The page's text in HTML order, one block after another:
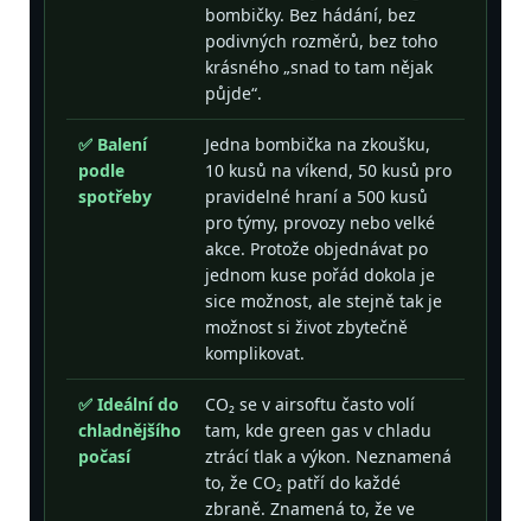
bombičky. Bez hádání, bez
podivných rozměrů, bez toho
krásného „snad to tam nějak
půjde“.
✅ Balení
podle
spotřeby
Jedna bombička na zkoušku,
10 kusů na víkend, 50 kusů pro
pravidelné hraní a 500 kusů
pro týmy, provozy nebo velké
akce. Protože objednávat po
jednom kuse pořád dokola je
sice možnost, ale stejně tak je
možnost si život zbytečně
komplikovat.
✅ Ideální do
chladnějšího
počasí
CO₂ se v airsoftu často volí
tam, kde green gas v chladu
ztrácí tlak a výkon. Neznamená
to, že CO₂ patří do každé
zbraně. Znamená to, že ve